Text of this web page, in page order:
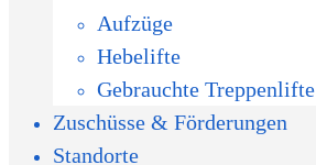
Aufzüge
Hebelifte
Gebrauchte Treppenlifte
Zuschüsse & Förderungen
Standorte